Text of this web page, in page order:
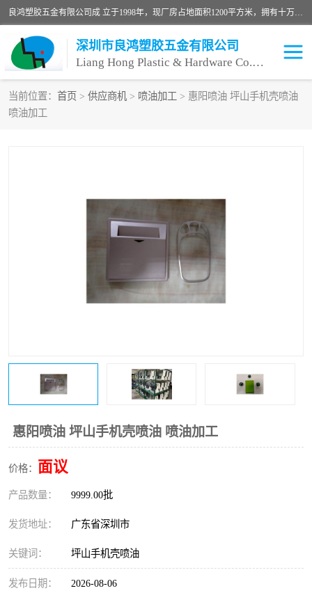
良鸿塑胶五金有限公司成 立于1998年，现厂房占地面积1200平方米，拥有十万级无尘车间，自动喷涂线1条，手动喷涂线2条，丝印移印滚印烫印拉线1条，本公司自建厂以来一直 以“顾客、品质、服务三个第一”为原则，从来货到处理、喷漆、烘烤、品检、包装等每一道工序都严格把持质量关，竭诚为广大朋友、客户服务。现如今已深得广 大客户信赖。
深圳市良鸿塑胶五金有限公司
Liang Hong Plastic & Hardware Co. Ltd
当前位置： 首页 > 供应商机 > 喷油加工 > 惠阳喷油 坪山手机壳喷油
喷油加工
惠阳喷油 坪山手机壳喷油 喷油加工
价格： 面议
产品数量： 9999.00批
发货地址： 广东省深圳市
关键词： 坪山手机壳喷油
发布日期： 2026-08-06
喷油加工